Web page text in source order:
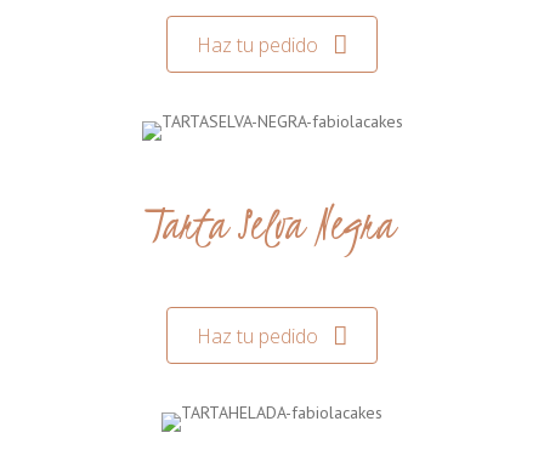
Haz tu pedido
Tarta Selva Negra
Haz tu pedido